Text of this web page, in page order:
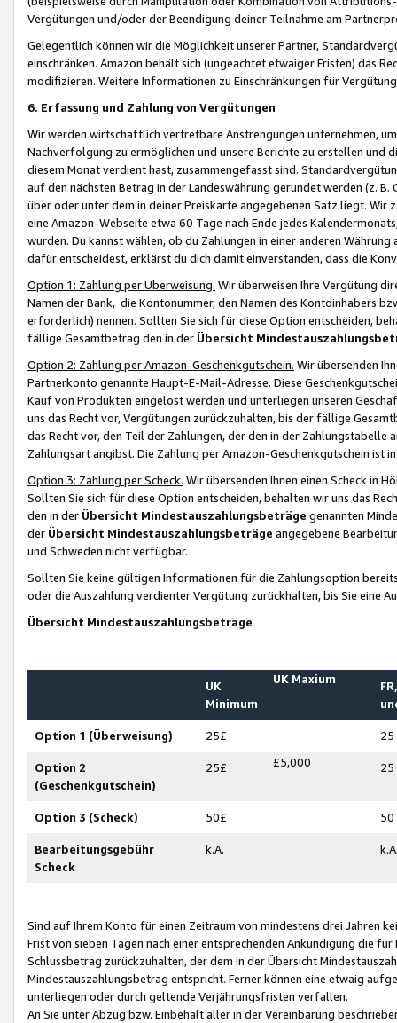
Vergütungen und/oder der Beendigung deiner Teilnahme am
Gelegentlich können wir die Möglichkeit unserer Partner,
einschränken. Amazon behält sich (ungeachtet etwaiger Fristen) das
modifizieren. Weitere Informationen zu Einschränkungen für
6. Erfassung und Zahlung von Vergütungen
Wir werden wirtschaftlich vertretbare Anstrengungen unternehmen,
Nachverfolgung zu ermöglichen und unsere Berichte zu erstellen und
diesem Monat verdient hast, zusammengefasst sind.
auf den nächsten Betrag in der Landeswährung gerundet werden (z.
über oder unter dem in deiner Preiskarte angegebenen Satz liegt.
eine Amazon-Webseite etwa 60 Tage nach Ende jedes
wurden. Du kannst wählen, ob du Zahlungen in einer anderen
dafür entscheidest, erklärst du dich damit einverstanden, dass die
Option 1: Zahlung per Überweisung. Wir überweisen Ihre Vergütung
Namen der Bank, die Kontonummer, den Namen des Kontoinhabers
erforderlich) nennen. Sollten Sie sich für diese Option entscheiden,
fällige Gesamtbetrag den in der Übersicht
Option 2: Zahlung per Amazon-Geschenkgutschein. Wir übersenden
Partnerkonto genannte Haupt-E-Mail-Adresse. Diese
Kauf von Produkten eingelöst werden und unterliegen unseren
uns das Recht vor, Vergütungen zurückzuhalten, bis der fällige
das Recht vor, den Teil der Zahlungen, der den in der
Zahlungsart angibst. Die Zahlung per Amazon-Geschenkgutschein ist
Option 3: Zahlung per Scheck. Wir übersenden Ihnen einen Scheck in
Sollten Sie sich für diese Option entscheiden, behalten wir uns das
den in der Übersicht Mindestauszahlungsbeträge genannten
der Übersicht Mindestauszahlungsbeträge angegebene
und Schweden nicht verfügbar.
Sollten Sie keine gültigen Informationen für die Zahlungsoption
oder die Auszahlung verdienter Vergütung zurückhalten, bis Sie
Übersicht Mindestauszahlungsbeträge
UK
Minimum
UK Maxium
Option 1 (Überweisung) 25£ 25
Option 2
(Geschenkgutschein)
25£ £5,000 25
Option 3 (Scheck) 50£ 50
Bearbeitungsgebühr
Scheck
k.A.
Sind auf Ihrem Konto für einen Zeitraum von mindestens drei Jahren
Frist von sieben Tagen nach einer entsprechenden Ankündigung die
Schlussbetrag zurückzuhalten, der dem in der Übersicht
Mindestauszahlungsbetrag entspricht. Ferner können eine etwaig
unterliegen oder durch geltende Verjährungsfristen verfallen.
An Sie unter Abzug bzw. Einbehalt aller in der Vereinbarung